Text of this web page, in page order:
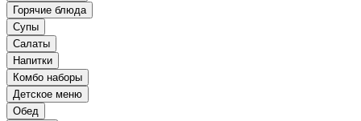
Горячие блюда
Супы
Салаты
Напитки
Комбо наборы
Детское меню
Обед